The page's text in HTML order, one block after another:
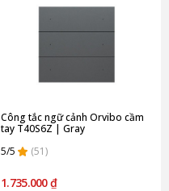
Công tắc ngữ cảnh Orvibo cầm
tay T40S6Z | Gray
5/5
(51)
1.735.000 ₫